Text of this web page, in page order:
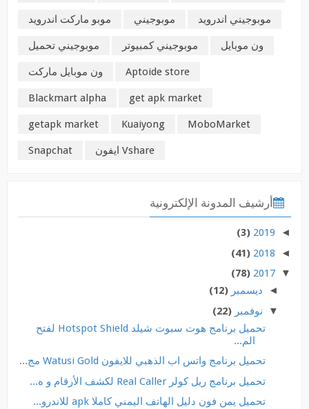
موبو ماركت اندرويد موبوجيني موبوجيني اندرويد
موبوجيني تحميل موبوجيني كمبيوتر ون موبايل
ون موبايل ماركت Aptoide store
Blackmart alpha get apk market
getapk market Kuaiyong MoboMarket
Snapchat Vshare ايفون
أرشيف المدونة الإلكترونية
◄
2019
(3)
◄
2018
(41)
▼
2017
(78)
◄ ديسمبر (12)
▼ نوفمبر (22)
تحميل برنامج هوت سبوت شيلد Hotspot Shield لفتح
الم...
تحميل برنامج واتس اب الذهبي للايفون Watusi Gold مج...
تحميل برنامج ريل كولر Real Caller لكشف الأرقام و ه...
تحميل يمن فون دليل الهاتف اليمني كاملا apk للاندرو...